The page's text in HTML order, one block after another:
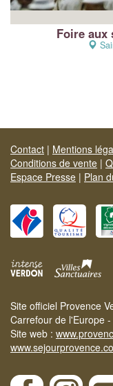
Foire aux
Contact | Mentions
Conditions de vente |
Espace Presse | Plan
Site officiel Provence
Carrefour de l'Europe
Site web :